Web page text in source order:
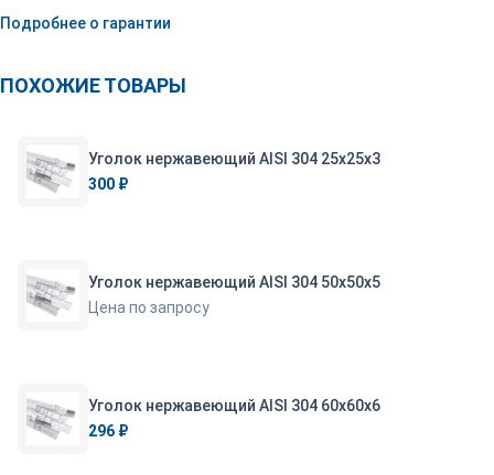
Подробнее о гарантии
ПОХОЖИЕ ТОВАРЫ
Уголок нержавеющий AISI 304 25х25х3
300 ₽
Уголок нержавеющий AISI 304 50х50х5
Цена по запросу
Уголок нержавеющий AISI 304 60х60х6
296 ₽